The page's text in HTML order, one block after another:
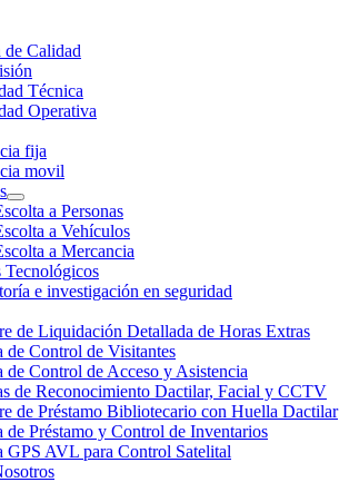
de Calidad
Técnica
Operativa
fija
movil
a Personas
a Vehículos
a Mercancia
Tecnológicos
e investigación en seguridad
de Liquidación Detallada de Horas Extras
de Control de Visitantes
de Control de Acceso y Asistencia
de Reconocimiento Dactilar, Facial y CCTV
de Préstamo Bibliotecario con Huella Dactilar
de Préstamo y Control de Inventarios
GPS AVL para Control Satelital